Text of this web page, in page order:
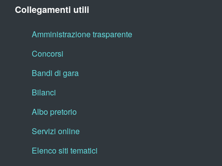
Collegamenti utili
Amministrazione trasparente
Concorsi
Bandi di gara
Bilanci
Albo pretorio
Servizi online
Elenco siti tematici